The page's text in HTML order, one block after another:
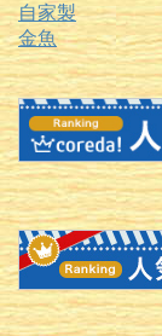
自家製
金魚